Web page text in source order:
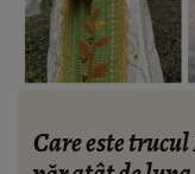
Ce să porți în